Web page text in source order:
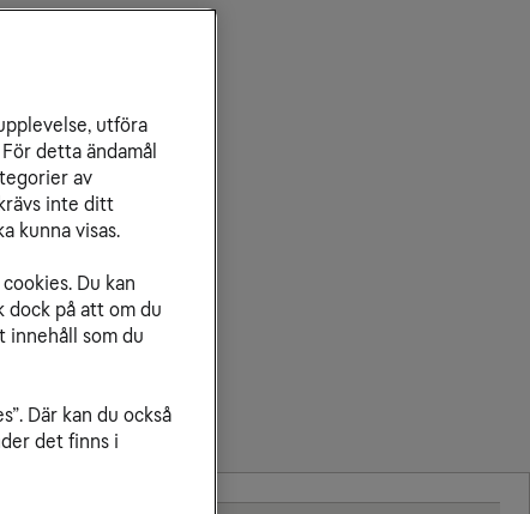
inom Estland
utföra
detta ändamål
av
inte ditt
kunna visas.
Du kan
dock på att om du
innehåll som du
Där kan du också
det finns i